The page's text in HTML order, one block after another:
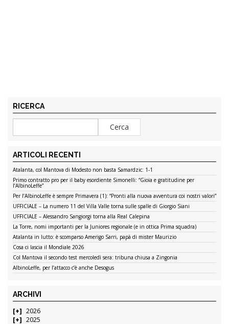
RICERCA
ARTICOLI RECENTI
Atalanta, col Mantova di Modesto non basta Samardzic: 1-1
Primo contratto pro per il baby esordiente Simonelli: “Gioia e gratitudine per
l’AlbinoLeffe”
Per l’AlbinoLeffe è sempre Primavera (1): “Pronti alla nuova avventura coi nostri valori”
UFFICIALE – La numero 11 del Villa Valle torna sulle spalle di Giorgio Siani
UFFICIALE – Alessandro Sangiorgi torna alla Real Calepina
La Torre, nomi importanti per la Juniores regionale (e in ottica Prima squadra)
Atalanta in lutto: è scomparso Amerigo Sarri, papà di mister Maurizio
Cosa ci lascia il Mondiale 2026
Col Mantova il secondo test mercoledì sera: tribuna chiusa a Zingonia
AlbinoLeffe, per l’attacco c’è anche Desogus
ARCHIVI
2026
2025